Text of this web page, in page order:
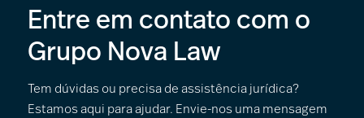
Entre em contato com o
Grupo Nova Law
Tem dúvidas ou precisa de assistência jurídica?
Estamos aqui para ajudar. Envie-nos uma mensagem